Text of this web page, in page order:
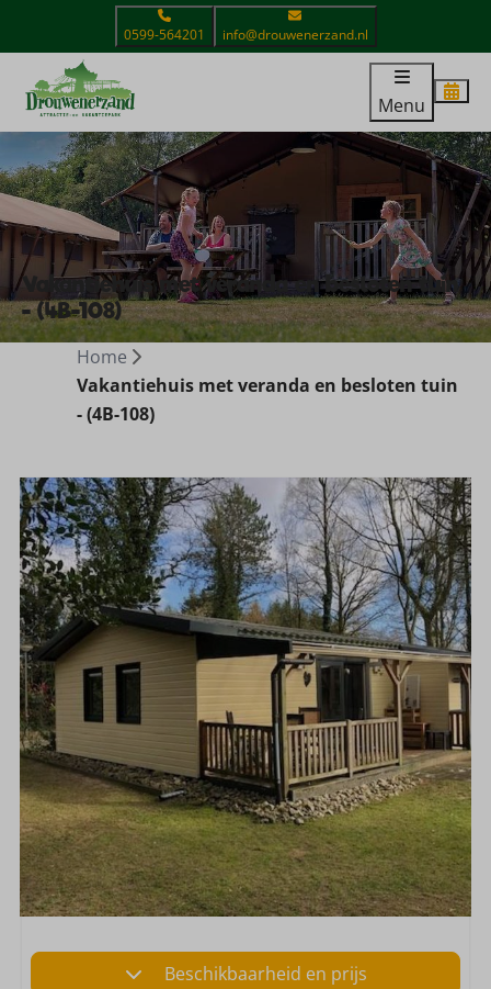
0599-564201 info@drouwenerzand.nl
Menu
Vakantiehuis met veranda en besloten tuin
- (4B-108)
Home
Vakantiehuis met veranda en besloten tuin
- (4B-108)
Beschikbaarheid en prijs